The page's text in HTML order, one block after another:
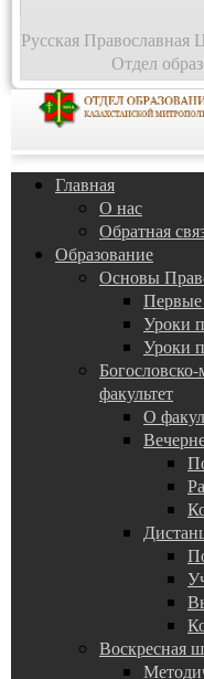
Русская Православная
Отдел
Главная
О нас
Обратная
Образование
Основы
Уроки
Уроки
факультет
О
Воскресная